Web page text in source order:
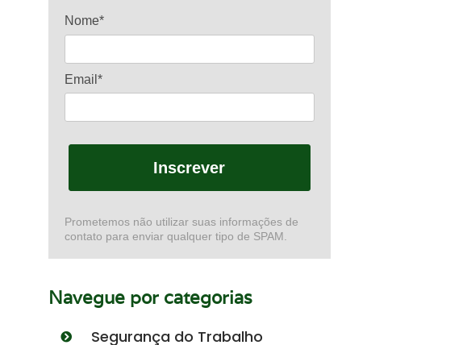
Nome*
Email*
Inscrever
Prometemos não utilizar suas informações de
contato para enviar qualquer tipo de SPAM.
Navegue por categorias
Segurança do Trabalho